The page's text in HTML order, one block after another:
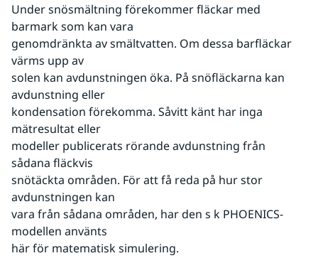
Under snösmältning förekommer fläckar med
barmark som kan vara
genomdränkta av smältvatten. Om dessa barfläckar
värms upp av
solen kan avdunstningen öka. På snöfläckarna kan
avdunstning eller
kondensation förekomma. Såvitt känt har inga
mätresultat eller
modeller publicerats rörande avdunstning från
sådana fläckvis
snötäckta områden. För att få reda på hur stor
avdunstningen kan
vara från sådana områden, har den s k PHOENICS-
modellen använts
här för matematisk simulering.